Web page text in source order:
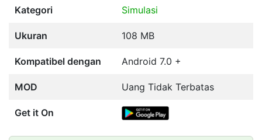
Kategori Simulasi
Ukuran 108 MB
Kompatibel dengan Android 7.0 +
MOD Uang Tidak Terbatas
Get it On